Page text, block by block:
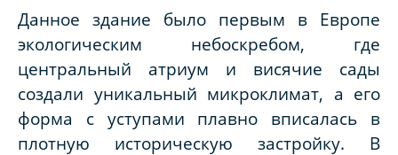
Данное здание было первым в Европе
экологическим небоскребом, где
центральный атриум и висячие сады
создали уникальный микроклимат, а его
форма с уступами плавно вписалась в
плотную историческую застройку. В